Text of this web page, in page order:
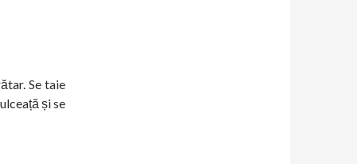
Se taie
și se